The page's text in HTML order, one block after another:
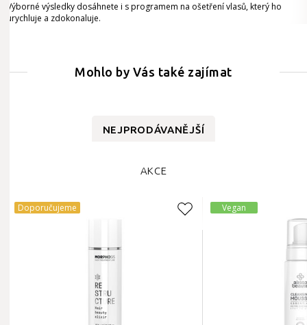
Výborné výsledky dosáhnete i s programem na ošetření vlasů, který ho
urychluje a zdokonaluje.
Mohlo by Vás také zajímat
NEJPRODÁVANĚJŠÍ
AKCE
Doporučujeme Vegan